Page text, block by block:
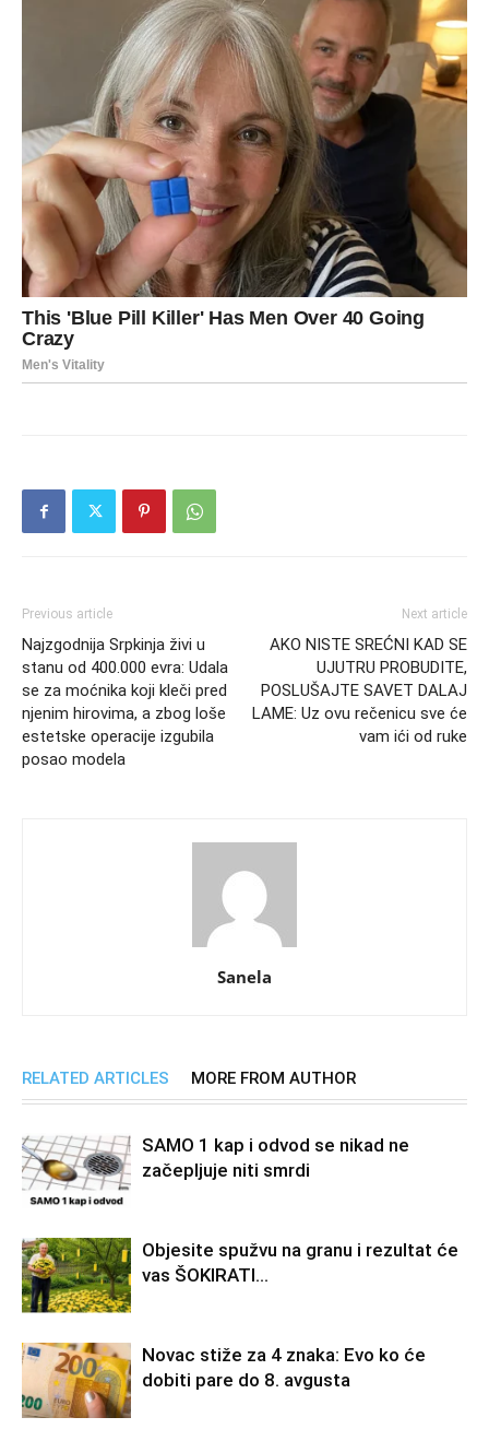
Previous article
Najzgodnija Srpkinja živi u
stanu od 400.000 evra: Udala
se za moćnika koji kleči pred
njenim hirovima, a zbog loše
estetske operacije izgubila
posao modela
Next article
AKO NISTE SREĆNI KAD SE
UJUTRU PROBUDITE,
POSLUŠAJTE SAVET DALAJ
LAME: Uz ovu rečenicu sve će
vam ići od ruke
Sanela
RELATED ARTICLES MORE FROM AUTHOR
SAMO 1 kap i odvod se nikad ne
začepljuje niti smrdi
Objesite spužvu na granu i rezultat će
vas ŠOKIRATI…
Novac stiže za 4 znaka: Evo ko će
dobiti pare do 8. avgusta